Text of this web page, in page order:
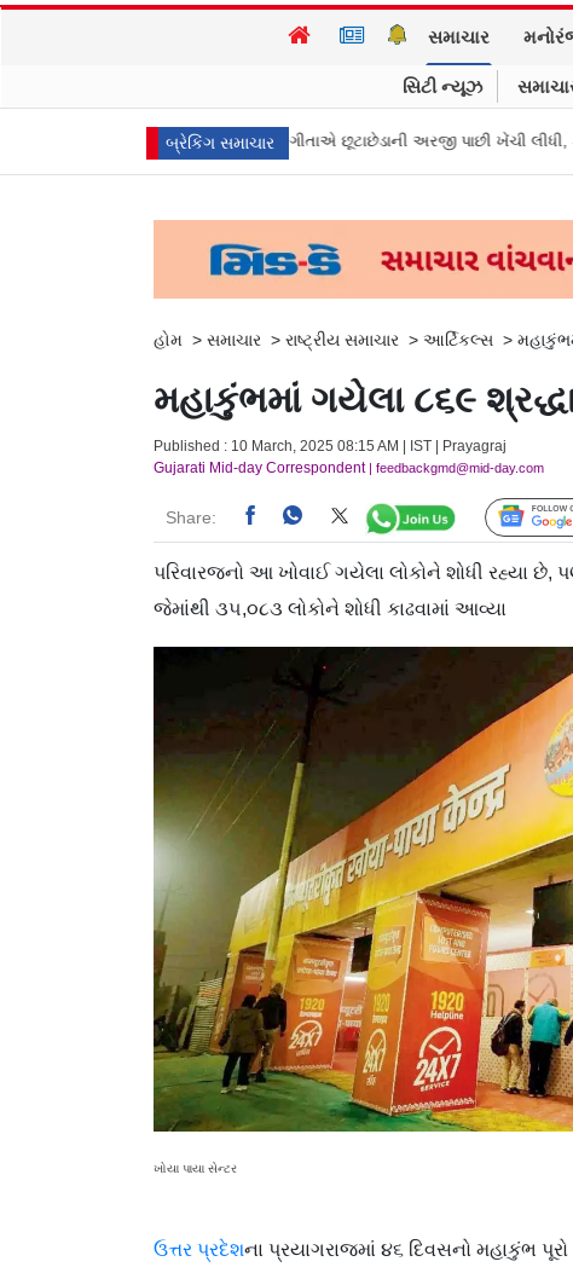
સમાચાર
સિટી ન્યૂઝ
બ્રેકિંગ સમાચાર
મુખ્ય પ્રધાન વિજયની પત્ની સંગીતાએ છૂટાછેડાની અરજી પાછી ખેંચી લીધી, કેસ બંધ
હોમ > સમાચાર > રાષ્ટ્રીય સમાચાર > આર્ટિકલ્સ >
મહાકુંભમાં ગયેલા ૮૬૯
Published : 10 March, 2025 08:15 AM | IST | Prayagraj
Gujarati Mid-day Correspondent| feedbackgmd@mid-day.com
Share:
પરિવારજનો આ ખોવાઈ ગયેલા લોકોને શોધી રહ્યા
જેમાંથી ૩૫,૦૮૩ લોકોને શોધી કાઢવામાં આવ્યા
ખોયા પાયા સેન્ટર
ઉત્તર પ્રદેશના પ્રયાગરાજમાં ૪૬ દિવસનો મહાકુંભ